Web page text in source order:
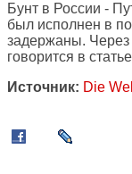
Бунт в России -
был исполнен в
задержаны. Через
говорится в
Источник: Die